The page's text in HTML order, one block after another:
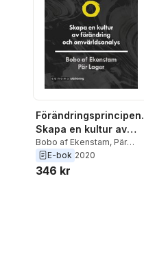
Förändringsprincipen.
Skapa en kultur av
förändring och
omvärldsanalys
Bobo af Ekenstam, Pär
Lager
E-bok 2020
346 kr